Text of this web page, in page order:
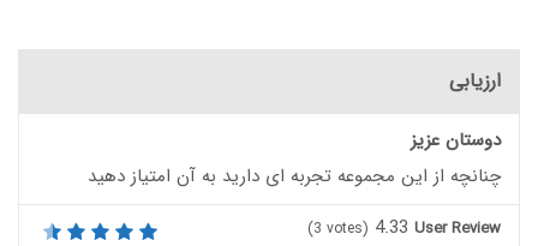
ارزیابی
دوستان عزیز
چنانچه از این مجموعه تجربه ای دارید به آن امتیاز دهید
User Review
4.33
(3 votes)